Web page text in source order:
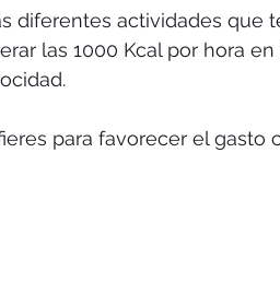
diferentes actividades que
las 1000 Kcal por hora
para favorecer el gasto